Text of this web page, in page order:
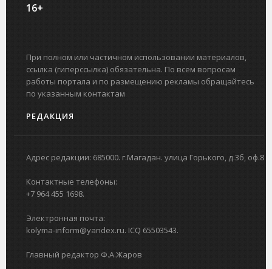
16+
При полном или частичном использовании материалов,
ссылка (гиперссылка) обязательна. По всем вопросам
работы портала и по размещению рекламы обращайтесь
по указанным контактам
РЕДАКЦИЯ
Адрес редакции: 685000. г.Магадан. улица Горького, д.3б, оф.8
Контактные телефоны:
+7 964 455 1698.
Электронная почта:
kolyma-inform@yandex.ru. ICQ 65503543.
Главный редактор Ф.А.Жаров